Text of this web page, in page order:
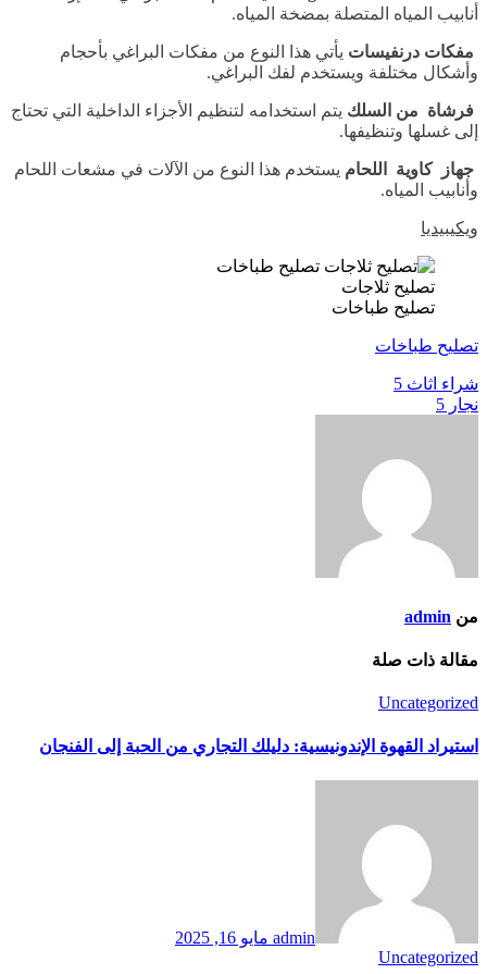
أنابيب المياه المتصلة بمضخة المياه.
مفكات درنفيسات يأتي هذا النوع من مفكات البراغي بأحجام
وأشكال مختلفة ويستخدم لفك البراغي.
فرشاة من السلك يتم استخدامه لتنظيم الأجزاء الداخلية التي تحتاج
إلى غسلها وتنظيفها.
جهاز كاوية اللحام يستخدم هذا النوع من الآلات في مشعات اللحام
وأنابيب المياه.
ويكيبيديا
تصليح ثلاجات
تصليح طباخات
تصليح طباخات
تصفّح
المقالات
شراء اثاث 5
نجار 5
من admin
مقالة ذات صلة
Uncategorized
استيراد القهوة الإندونيسية: دليلك التجاري من الحبة إلى الفنجان
admin مايو 16, 2025
Uncategorized